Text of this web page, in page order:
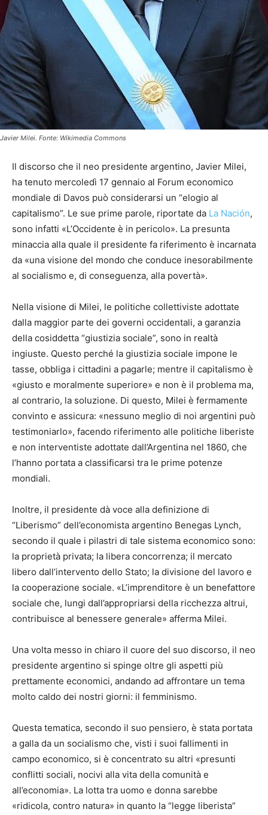
Javier Milei. Fonte: Wikimedia Commons
Il discorso che il neo presidente argentino, Javier Milei,
ha tenuto mercoledì 17 gennaio al Forum economico
mondiale di Davos può considerarsi un “elogio al
capitalismo”. Le sue prime parole, riportate da La Nación,
sono infatti «L’Occidente è in pericolo». La presunta
minaccia alla quale il presidente fa riferimento è incarnata
da «una visione del mondo che conduce inesorabilmente
al socialismo e, di conseguenza, alla povertà».
Nella visione di Milei, le politiche collettiviste adottate
dalla maggior parte dei governi occidentali, a garanzia
della cosiddetta “giustizia sociale”, sono in realtà
ingiuste. Questo perché la giustizia sociale impone le
tasse, obbliga i cittadini a pagarle; mentre il capitalismo è
«giusto e moralmente superiore» e non è il problema ma,
al contrario, la soluzione. Di questo, Milei è fermamente
convinto e assicura: «nessuno meglio di noi argentini può
testimoniarlo», facendo riferimento alle politiche liberiste
e non interventiste adottate dall’Argentina nel 1860, che
l’hanno portata a classificarsi tra le prime potenze
mondiali.
Inoltre, il presidente dà voce alla definizione di
“Liberismo” dell’economista argentino Benegas Lynch,
secondo il quale i pilastri di tale sistema economico sono:
la proprietà privata; la libera concorrenza; il mercato
libero dall’intervento dello Stato; la divisione del lavoro e
la cooperazione sociale. «L’imprenditore è un benefattore
sociale che, lungi dall’appropriarsi della ricchezza altrui,
contribuisce al benessere generale» afferma Milei.
Una volta messo in chiaro il cuore del suo discorso, il neo
presidente argentino si spinge oltre gli aspetti più
prettamente economici, andando ad affrontare un tema
molto caldo dei nostri giorni: il femminismo.
Questa tematica, secondo il suo pensiero, è stata portata
a galla da un socialismo che, visti i suoi fallimenti in
campo economico, si è concentrato su altri «presunti
conflitti sociali, nocivi alla vita della comunità e
all’economia». La lotta tra uomo e donna sarebbe
«ridicola, contro natura» in quanto la “legge liberista”